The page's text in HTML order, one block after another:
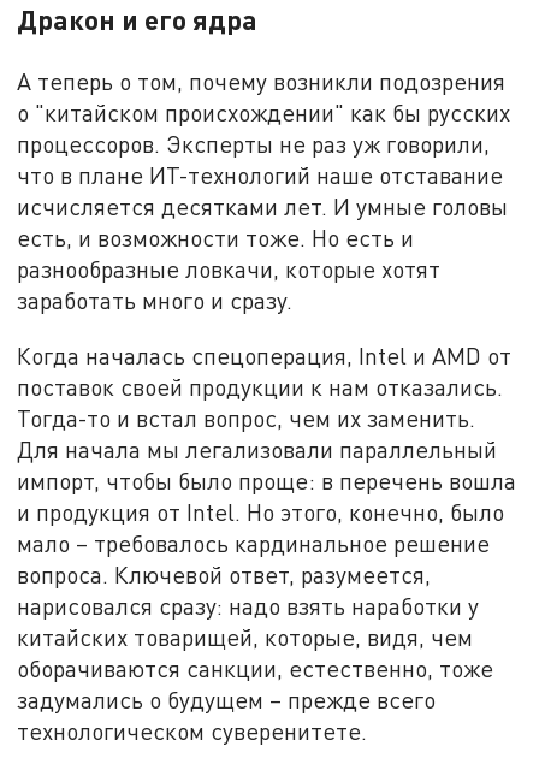
Дракон и его ядра
А теперь о том, почему возникли подозрения
о "китайском происхождении" как бы русских
процессоров. Эксперты не раз уж говорили,
что в плане ИТ-технологий наше отставание
исчисляется десятками лет. И умные головы
есть, и возможности тоже. Но есть и
разнообразные ловкачи, которые хотят
заработать много и сразу.
Когда началась спецоперация, Intel и AMD от
поставок своей продукции к нам отказались.
Тогда-то и встал вопрос, чем их заменить.
Для начала мы легализовали параллельный
импорт, чтобы было проще: в перечень вошла
и продукция от Intel. Но этого, конечно, было
мало – требовалось кардинальное решение
вопроса. Ключевой ответ, разумеется,
нарисовался сразу: надо взять наработки у
китайских товарищей, которые, видя, чем
оборачиваются санкции, естественно, тоже
задумались о будущем – прежде всего
технологическом суверенитете.